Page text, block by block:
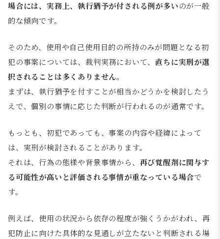
場合には、実務上、執行猶予が付される例が多いのが一般
的な傾向です。
そのため、使用や自己使用目的の所持のみが問題となる初
犯の事案については、裁判実務において、直ちに実刑が選
択されることは多くありません。
まずは、執行猶予を付すことが相当かどうかを検討したう
えで、個別の事情に応じた判断が行われるのが通常です。
もっとも、初犯であっても、事案の内容や経緯によって
は、実刑が検討されることがあります。
それは、行為の態様や背景事情から、 再び覚醒剤に関与す
る可能性が高いと評価される事情が重なっている場合で
す。
例えば、使用の状況から依存の程度が強くうかがわれ、再
犯防止に向けた具体的な見通しが立たないと判断される場